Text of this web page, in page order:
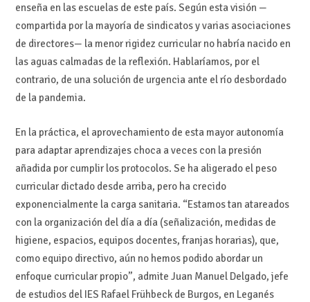
enseña en las escuelas de este país. Según esta visión —
compartida por la mayoría de sindicatos y varias asociaciones
de directores— la menor rigidez curricular no habría nacido en
las aguas calmadas de la reflexión. Hablaríamos, por el
contrario, de una solución de urgencia ante el río desbordado
de la pandemia.
En la práctica, el aprovechamiento de esta mayor autonomía
para adaptar aprendizajes choca a veces con la presión
añadida por cumplir los protocolos. Se ha aligerado el peso
curricular dictado desde arriba, pero ha crecido
exponencialmente la carga sanitaria. “Estamos tan atareados
con la organización del día a día (señalización, medidas de
higiene, espacios, equipos docentes, franjas horarias), que,
como equipo directivo, aún no hemos podido abordar un
enfoque curricular propio”, admite Juan Manuel Delgado, jefe
de estudios del IES Rafael Frühbeck de Burgos, en Leganés